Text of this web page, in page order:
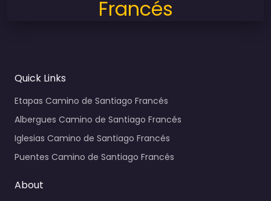
Francés
Quick Links
Etapas Camino de Santiago Francés
Albergues Camino de Santiago Francés
Iglesias Camino de Santiago Francés
Puentes Camino de Santiago Francés
About